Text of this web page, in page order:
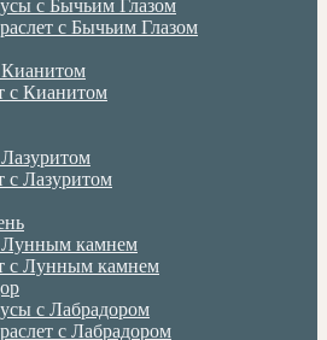
с Бычьим Глазом
с Бычьим Глазом
с Кианитом
с Лазуритом
Лунным камнем
с Лунным камнем
с Лабрадором
с Лабрадором